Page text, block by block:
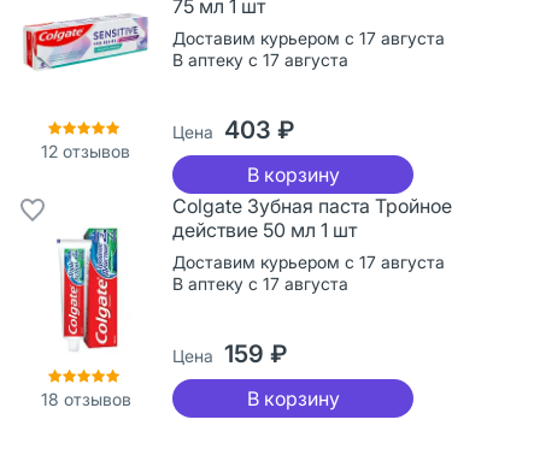
12 отзывов
75 мл 1 шт
Доставим курьером с 17 августа
В аптеку с 17 августа
Цена 403 ₽
В корзину
18 отзывов
Colgate Зубная паста Тройное
действие 50 мл 1 шт
Доставим курьером с 17 августа
В аптеку с 17 августа
Цена 159 ₽
В корзину